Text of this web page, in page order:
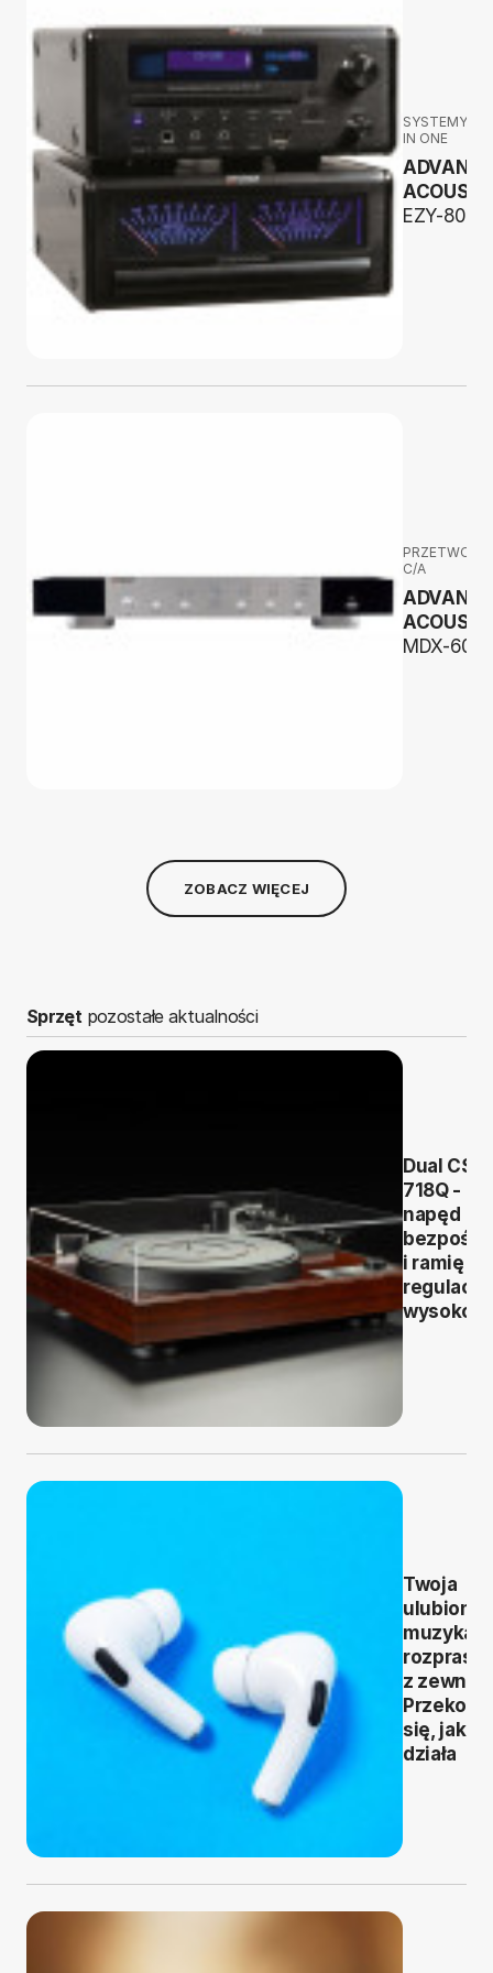
SYSTEMY
IN ONE
ADVANCE
EZY-80
C/A
ADVANCE
MDX-600
ZOBACZ WIĘCEJ
Sprzęt pozostałe aktualności
Dual CS
718Q -
napęd
i ramię z
regulacją
Twoja
ulubiona
muzyka
z
Przekonaj
się, jak to
działa